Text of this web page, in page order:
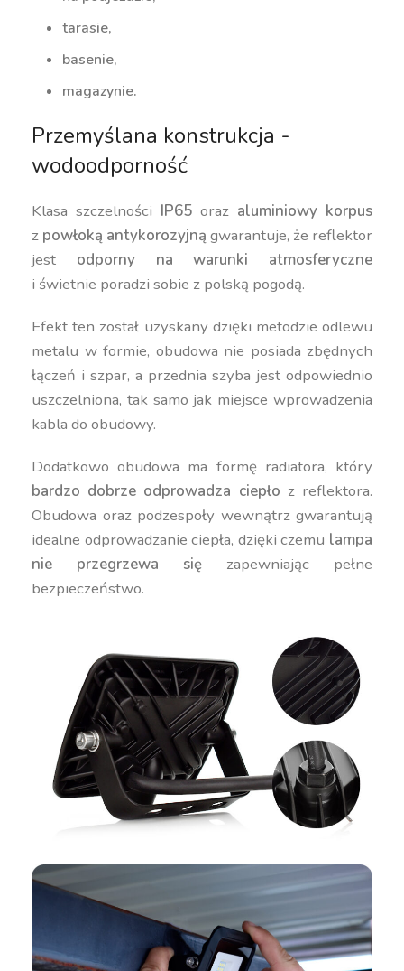
tarasie,
basenie,
magazynie.
Przemyślana konstrukcja -
wodoodporność
Klasa szczelności IP65 oraz aluminiowy korpus
z powłoką antykorozyjną gwarantuje, że reflektor
jest odporny na warunki atmosferyczne
i świetnie poradzi sobie z polską pogodą.
Efekt ten został uzyskany dzięki metodzie odlewu
metalu w formie, obudowa nie posiada zbędnych
łączeń i szpar, a przednia szyba jest odpowiednio
uszczelniona, tak samo jak miejsce wprowadzenia
kabla do obudowy.
Dodatkowo obudowa ma formę radiatora, który
bardzo dobrze odprowadza ciepło z reflektora.
Obudowa oraz podzespoły wewnątrz gwarantują
idealne odprowadzanie ciepła, dzięki czemu lampa
nie przegrzewa się zapewniając pełne
bezpieczeństwo.